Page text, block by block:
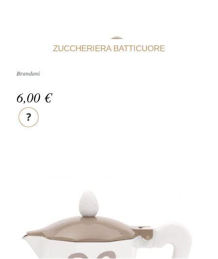
ZUCCHERIERA BATTICUORE
Brandani
6,00 €